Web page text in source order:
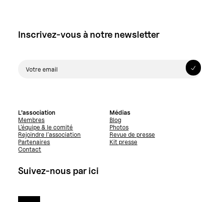
Inscrivez-vous à notre newsletter
L’association
Membres
L’équipe & le comité
Rejoindre l’association
Partenaires
Contact
Médias
Blog
Photos
Revue de presse
Kit presse
Suivez-nous par ici